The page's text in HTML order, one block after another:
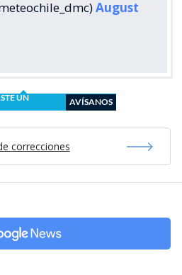
August
UN
AVÍSANOS
correcciones